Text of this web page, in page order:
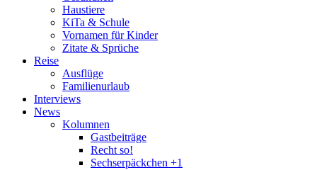
Haustiere
KiTa & Schule
Vornamen für Kinder
Zitate & Sprüche
Reise
Ausflüge
Familienurlaub
Interviews
News
Kolumnen
Gastbeiträge
Recht so!
Sechserpäckchen +1